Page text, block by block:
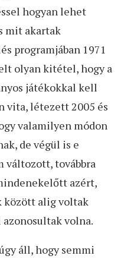
hogyan lehet
mit akartak
programjában 1971
olyan kitétel, hogy a
játékokkal kell
vita, létezett 2005 és
valamilyen módon
de végül is e
változott, továbbra
azért,
között alig voltak
volna.
áll, hogy semmi